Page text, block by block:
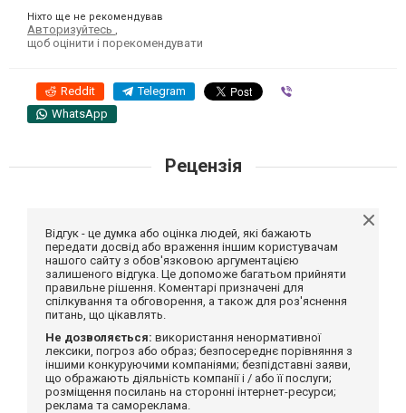
Ніхто ще не рекомендував
Авторизуйтесь
щоб оцінити і порекомендувати
Reddit Telegram
WhatsApp
Рецензія
Відгук - це думка або оцінка людей, які бажають
передати досвід або враження іншим користувачам
нашого сайту з обов'язковою аргументацією
залишеного відгука. Це допоможе багатьом прийняти
правильне рішення. Коментарі призначені для
спілкування та обговорення, а також для роз'яснення
питань, що цікавлять.
Не дозволяється: використання ненормативної
лексики, погроз або образ; безпосереднє порівняння з
іншими конкуруючими компаніями; безпідставні заяви,
що ображають діяльність компанії і / або її послуги;
розміщення посилань на сторонні інтернет-ресурси;
реклама та самореклама.